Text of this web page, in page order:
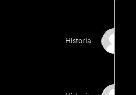
Historia